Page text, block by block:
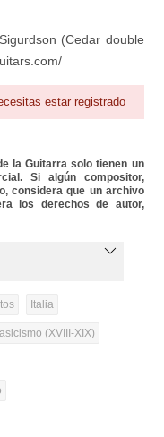
Reproductor
(Cedar double
estar registrado
la Guitarra solo tienen un
Si algún compositor,
considera que un archivo
los derechos de autor,
Italia
(XVIII-XIX)